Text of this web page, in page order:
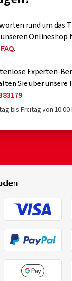
rund um das
Onlineshop
FAQ.
Experten-
Sie über unsere
bis Freitag von 10:00